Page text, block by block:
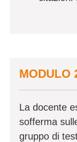
MODULO
La docente
sofferma
gruppo di